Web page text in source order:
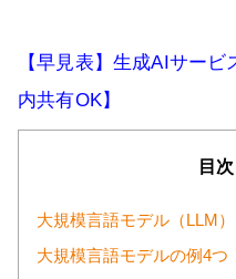
【早見表】生成AIサー
内共有OK】
目次
大規模言語モデル（LLM
大規模言語モデルの例4つ